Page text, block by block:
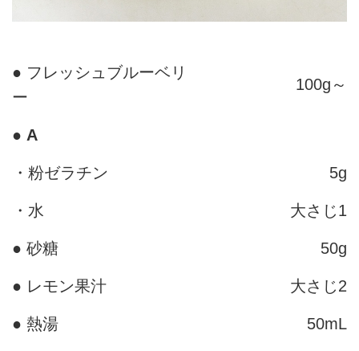
● フレッシュブルーベリ
ー
100g～
● A
・粉ゼラチン 5g
・水 大さじ1
● 砂糖 50g
● レモン果汁 大さじ2
● 熱湯 50mL